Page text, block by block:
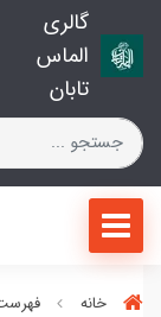
گالری
الماس
تابان
خانه